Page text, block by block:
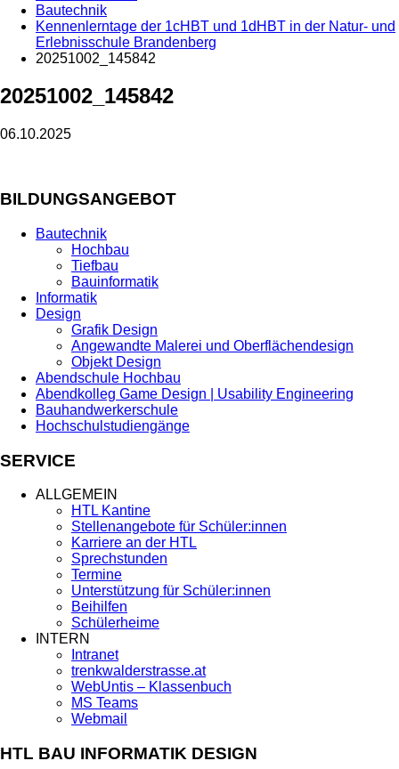
Bautechnik
Kennenlerntage der 1cHBT und 1dHBT in der Natur- und
Erlebnisschule Brandenberg
20251002_145842
20251002_145842
06.10.2025
BILDUNGSANGEBOT
Bautechnik
Hochbau
Tiefbau
Bauinformatik
Informatik
Design
Grafik Design
Angewandte Malerei und Oberflächendesign
Objekt Design
Abendschule Hochbau
Abendkolleg Game Design | Usability Engineering
Bauhandwerkerschule
Hochschulstudiengänge
SERVICE
ALLGEMEIN
HTL Kantine
Stellenangebote für Schüler:innen
Karriere an der HTL
Sprechstunden
Termine
Unterstützung für Schüler:innen
Beihilfen
Schülerheime
INTERN
Intranet
trenkwalderstrasse.at
WebUntis – Klassenbuch
MS Teams
Webmail
HTL BAU INFORMATIK DESIGN